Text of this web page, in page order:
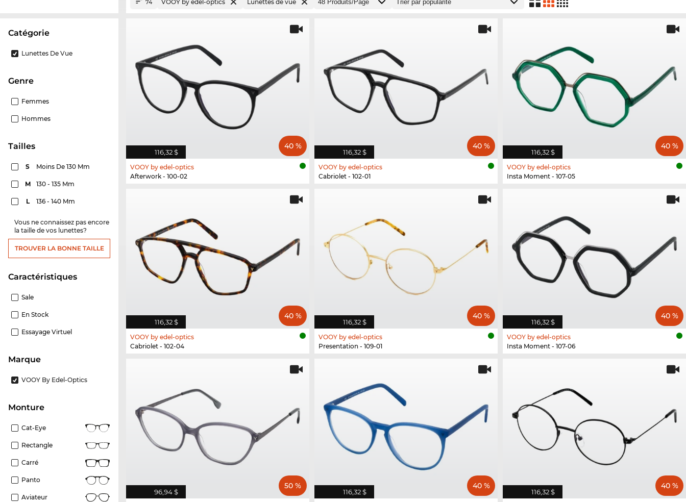
Catégorie
Lunettes De Vue
Genre
Femmes
Hommes
Tailles
S Moins De 130 Mm
M 130 - 135 Mm
L 136 - 140 Mm
Vous ne connaissez pas encore
la taille de vos lunettes?
TROUVER LA BONNE TAILLE
Caractéristiques
Sale
En Stock
Essayage Virtuel
Marque
VOOY By Edel-Optics
Monture
Cat-Eye
Rectangle
Carré
Panto
Aviateur
74 VOOY by edel-optics Lunettes de vue
116,32 $
40 %
VOOY by edel-optics
Afterwork - 100-02
116,32 $
40 %
VOOY by edel-optics
Cabriolet - 102-01
116,32 $
40 %
VOOY by edel-optics
Insta Moment - 107-05
116,32 $
40 %
VOOY by edel-optics
Cabriolet - 102-04
116,32 $
40 %
VOOY by edel-optics
Presentation - 109-01
116,32 $
40 %
VOOY by edel-optics
Insta Moment - 107-06
96,94 $
50 %
116,32 $
40 %
116,32 $
40 %